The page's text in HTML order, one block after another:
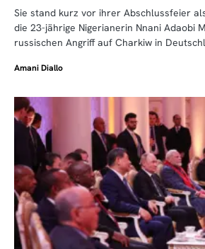
Sie stand kurz vor ihrer Abschlussfeier
die 23-jährige Nigerianerin Nnani Adaobi
russischen Angriff auf Charkiw in
Amani Diallo